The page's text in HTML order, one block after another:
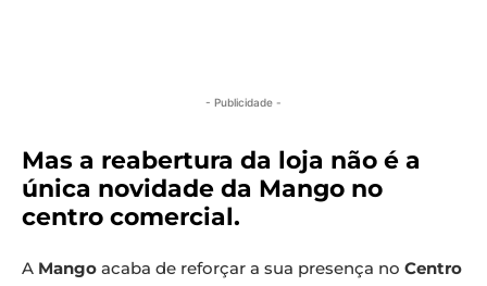
- Publicidade -
Mas a reabertura da loja não é a
única novidade da Mango no
centro comercial.
A Mango acaba de reforçar a sua presença no Centro